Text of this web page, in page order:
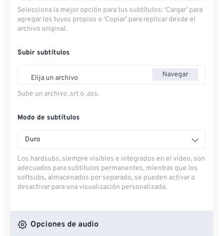
Selecciona la mejor opción para tus subtítulos: ‘Cargar’ para
agregar los tuyos propios o ‘Copiar’ para replicar desde el
archivo original.
Subir subtítulos
Elija un archivo Navegar
Sube un archivo .srt o .ass.
Modo de subtítulos
Duro
Los hardsubs, siempre visibles e integrados en el vídeo, son
adecuados para subtítulos permanentes, mientras que los
softsubs, almacenados por separado, se pueden activar o
desactivar para una visualización personalizada.
Opciones de audio